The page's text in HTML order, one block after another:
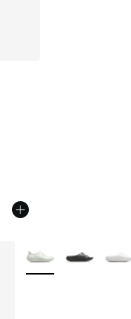
Meer kleuren